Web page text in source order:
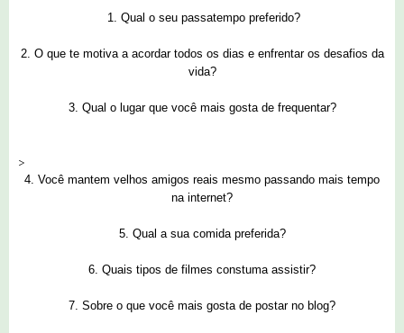
1. Qual o seu passatempo preferido?
2. O que te motiva a acordar todos os dias e enfrentar os desafios da
vida?
3. Qual o lugar que você mais gosta de frequentar?
>
4. Você mantem velhos amigos reais mesmo passando mais tempo
na internet?
5. Qual a sua comida preferida?
6. Quais tipos de filmes constuma assistir?
7. Sobre o que você mais gosta de postar no blog?